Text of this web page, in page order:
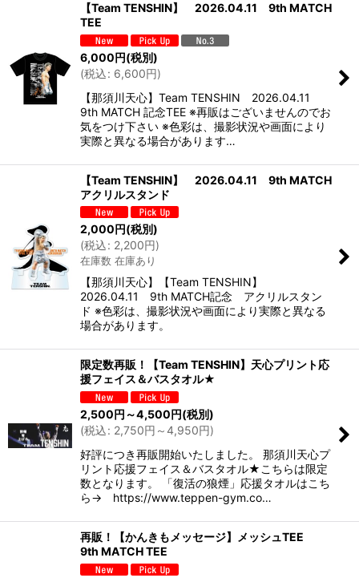
【Team TENSHIN】 2026.04.11 9th MATCH
TEE
6,000円(税別)
(税込: 6,600円)
【那須川天心】Team TENSHIN 2026.04.11
9th MATCH 記念TEE ※再販はございませんのでお
気をつけ下さい ※色彩は、撮影状況や画面により
実際と異なる場合があります…
【Team TENSHIN】 2026.04.11 9th MATCH
アクリルスタンド
2,000 円(税別)
(税込: 2,200円)
在庫数 在庫あり
【那須川天心】【Team TENSHIN】
2026.04.11 9th MATCH記念 アクリルスタン
ド ※色彩は、撮影状況や画面により実際と異なる
場合があります。
限定数再販！【Team TENSHIN】天心プリント応
援フェイス＆バスタオル★
2,500円 ～4,500円(税別)
(税込: 2,750円 ～4,950円)
好評につき再販開始いたしました。 那須川天心プ
リント応援フェイス＆バスタオル★こちらは限定
数となります。 「復活の狼煙」応援タオルはこち
ら→ https://www.teppen-gym.co…
再販！【かんきもメッセージ】メッシュTEE
9th MATCH TEE